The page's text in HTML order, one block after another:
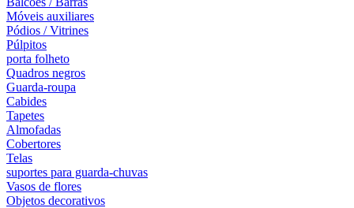
Móveis auxiliares
Pódios / Vitrines
Púlpitos
porta folheto
Quadros negros
Guarda-roupa
Cabides
Tapetes
Almofadas
Cobertores
Telas
suportes para guarda-chuvas
Vasos de flores
Objetos decorativos